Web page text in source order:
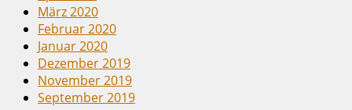
März 2020
Februar 2020
Januar 2020
Dezember 2019
November 2019
September 2019